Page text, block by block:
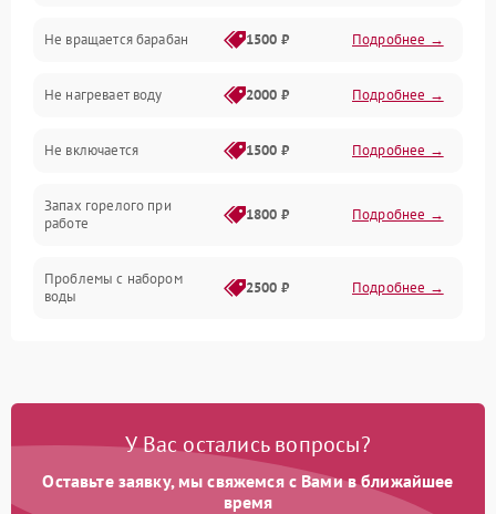
Слив
Программное обеспечение
Не вращается барабан 1500 ₽ Подробнее →
Не нагревает воду 2000 ₽ Подробнее →
Не включается 1500 ₽ Подробнее →
Запах горелого при
работе
1800 ₽ Подробнее →
Проблемы с набором
воды
2500 ₽ Подробнее →
Замена платы управления 2200 ₽ Подробнее →
У Вас остались вопросы?
Оставьте заявку, мы свяжемся с Вами в ближайшее
время